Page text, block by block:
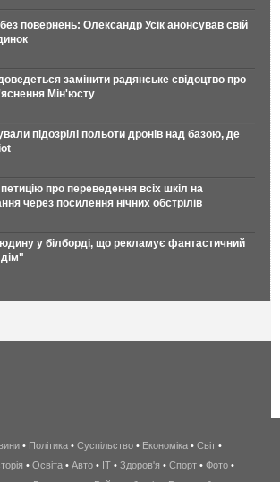
повернень: Олександр Усік анонсував свій
замінити радянське свідоцтво про
Мін'юсту
підозрілі польоти дронів над базою, де
про переведення всіх шкіл на
через посилення нічних обстрілів
у білборді, що рекламує фантастичний
беспроводной
интернет
• Політика • Суспільство • Економіка • Світ •
• Освіта • Авто • IT • Здоров'я • Спорт • Фото •